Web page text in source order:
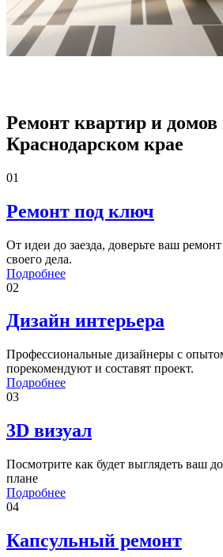
Ремонт квартир и
Краснодарском крае
01
Ремонт под ключ
От идеи до заезда, доверьте ваш
своего дела.
Подробнее
02
Дизайн интерьера
Профессиональные дизайнеры с
порекомендуют и составят проект.
Подробнее
03
3D визуал
Посмотрите как будет выглядеть ваш
плане
Подробнее
04
Капсульный ремонт